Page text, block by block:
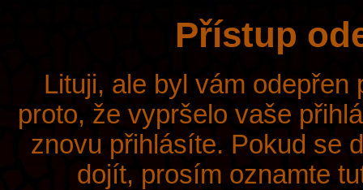
Přístup
Lituji, ale byl vám
proto, že vypršelo vaše
znovu přihlásíte. Pokud se
dojít, prosím oznamte